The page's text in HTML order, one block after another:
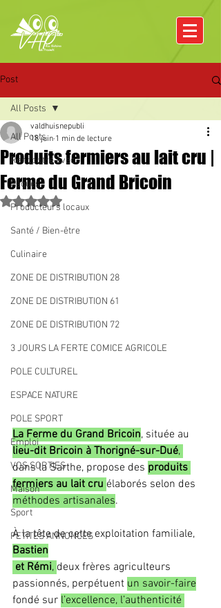
Post
All Posts
Rencontre avec
Pâques
Producteurs locaux
Santé / Bien-être
Culinaire
ZONE DE DISTRIBUTION 28
ZONE DE DISTRIBUTION 61
ZONE DE DISTRIBUTION 72
3 JOURS LA FERTE COMICE AGRICOLE
POLE CULTUREL
ESPACE NATURE
POLE SPORT
Emploi
VOS SORTIES
Maison
Sport
PETITES ANNONCES
All Posts
Produits fermiers au lait cru |
Ferme du Grand Bricoin
valdhuisnepubli
18 juin 1 min de lecture
Noté NaN étoiles sur 5.
La Ferme du Grand Bricoin, située au
lieu-dit Bricoin à Thorigné-sur-Dué,
dans la Sarthe, propose des produits
fermiers au lait cru élaborés selon des
méthodes artisanales.
À la tête de cette exploitation familiale,
Bastien
et Rémi, deux frères agriculteurs
passionnés, perpétuent un savoir-faire
fondé sur l’excellence, l’authenticité